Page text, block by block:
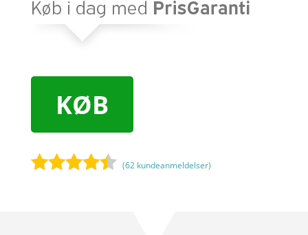
KØB
(62 kundeanmeldelser)